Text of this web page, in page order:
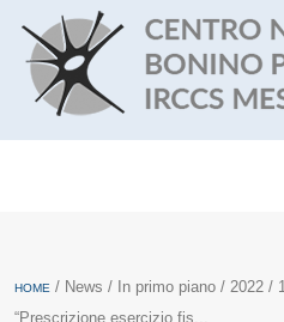
HOME / News / In primo piano / 2022 /
“Prescrizione esercizio fis...